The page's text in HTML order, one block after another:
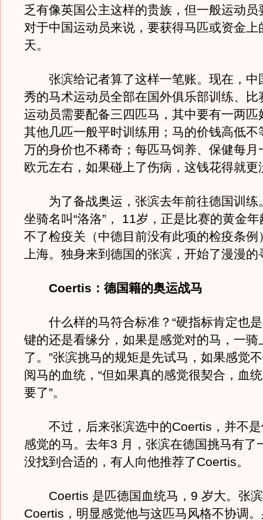
乏有像英国公主这样的贵族，但一般运动员
对于中国运动员来说，要获得马匹或资金上
天。
张滨给记者算了这样一笔账。现在，中
秀的马术运动员全部在国外俱乐部训练、比
运动员需要配备三四匹马，其中要有一两匹
其他几匹一般平时训练用；马的价钱高低不
万的身价也不稀奇；每匹马饲养、保健每
欧元左右，如果碰上了伤病，这钱花得就更
为了备战奥运，张滨去年前往德国训练
坐骑名叫“洛洛”， 11岁，正是比赛的黄金
不了检疫关（中德目前没有此项的检疫条例
上海。独身来到德国的张滨，开始了漫漫的
Coertis：德国籍的奥运战马
什么样的马符合标准？“硬指标肯定也是
键的还是看缘分，如果是感觉对的马，一骑
了。”张滨挑马的规矩是先试马，如果感觉
阅马的血统，“但如果真的感觉很契合，血
要了”。
不过，后来张滨选中的Coertis，并不是
感觉的马。去年3 月，张滨在德国挑马有了
没找到合适的，有人向他推荐了Coertis。
Coertis 是匹德国血统马，9 岁大。张滨
Coertis，明显感觉他与这匹马风格不协调